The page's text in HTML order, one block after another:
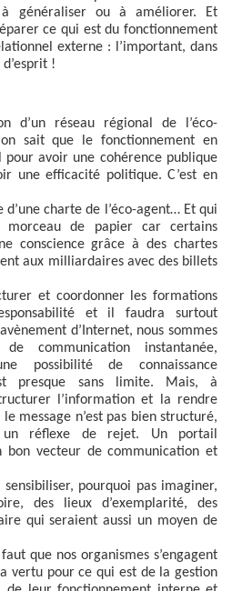
généraliser ou à améliorer. Et
ce qui est du fonctionnement
externe : l’important, dans
!
d’un réseau régional de l’éco-
sait que le fonctionnement en
pour avoir une cohérence publique
une efficacité politique. C’est en
charte de l’éco-agent… Et qui
morceau de papier car certains
conscience grâce à des chartes
aux milliardaires avec des billets
et coordonner les formations
et il faudra surtout
d’Internet, nous sommes
communication instantanée,
possibilité de connaissance
presque sans limite. Mais, à
l’information et la rendre
message n’est pas bien structuré,
réflexe de rejet. Un portail
bon vecteur de communication et
sensibiliser, pourquoi pas imaginer,
des lieux d’exemplarité, des
qui seraient aussi un moyen de
que nos organismes s’engagent
vertu pour ce qui est de la gestion